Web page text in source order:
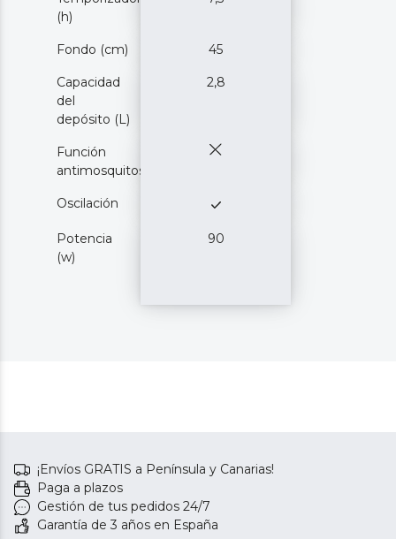
(h)
Fondo (cm) 45
Capacidad
del
depósito (L)
2,8
Función
antimosquitos
Oscilación
Potencia
(w)
90
¡Envíos GRATIS a Península y Canarias!
Paga a plazos
Gestión de tus pedidos 24/7
Garantía de 3 años en España